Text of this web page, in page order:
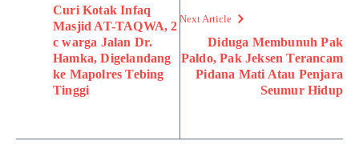
Curi Kotak Infaq
Masjid AT-TAQWA, 2
c warga Jalan Dr.
Hamka, Digelandang
ke Mapolres Tebing
Tinggi
Next Article
Diduga Membunuh Pak
Paldo, Pak Jeksen Terancam
Pidana Mati Atau Penjara
Seumur Hidup